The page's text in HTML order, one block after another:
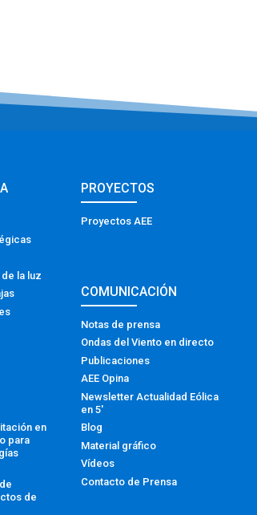
la luz
en
para
de
PROYECTOS
Proyectos AEE
COMUNICACIÓN
Notas de prensa
Ondas del Viento en directo
Publicaciones
AEE Opina
Newsletter Actualidad Eólica
en 5′
Blog
Material gráfico
Vídeos
Contacto de Prensa